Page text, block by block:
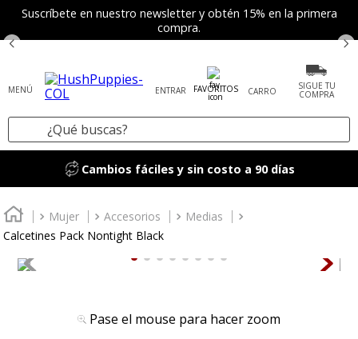
Suscríbete en nuestro newsletter y obtén 15% en la primera
compra.
ENTRAR FAVORITOS SIGUE TU
COMPRA
¿Qué buscas?
TÉRMINOS MÁS BUSCADOS
2
zapatos mujer
3.
zapatos hombre
4.
accesorios
Cambios fáciles y sin costo a 90 días
Mujer Accesorios
Medias
Calcetines Pack Nontight Black
Pase el mouse para hacer zoom